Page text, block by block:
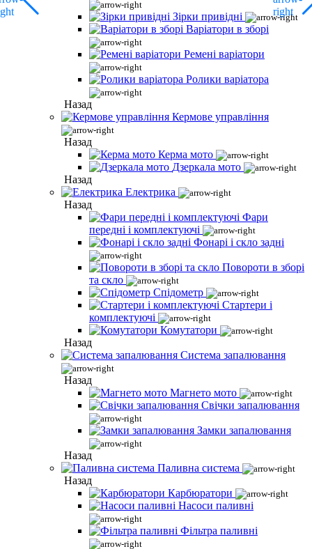
Зірки привідні
Варіатори в зборі
Ремені варіатори
Ролики варіатора
Назад
Кермове управління
Назад
Керма мото
Дзеркала мото
Назад
Електрика
Назад
Фари
передні і комплектуючі
Фонарі і скло задні
Повороти в зборі
та скло
Спідометр
Стартери і
комплектуючі
Комутатори
Назад
Система запалювання
Назад
Магнето мото
Свічки запалювання
Замки запалювання
Назад
Паливна система
Назад
Карбюратори
Насоси паливні
Фільтра паливні